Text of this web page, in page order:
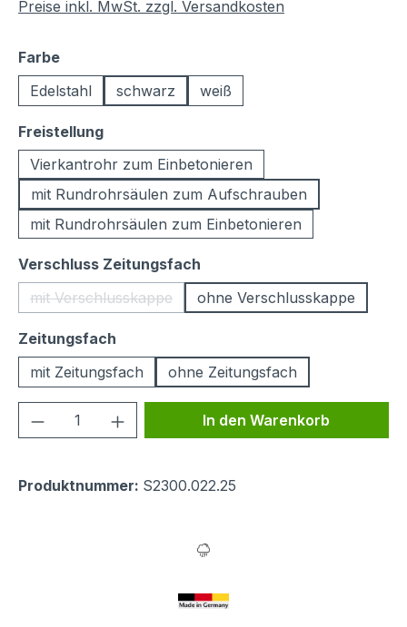
Preise inkl. MwSt. zzgl. Versandkosten
Farbeauswählen
Edelstahl
schwarz weiß
Freistellungauswählen
Vierkantrohr zum Einbetonieren
mit Rundrohrsäulen zum Aufschrauben
mit Rundrohrsäulen zum Einbetonieren
Verschluss Zeitungsfach
mit Verschlusskappe
(Diese Option ist zurzeit nicht verfügbar.)
ohne Verschlusskappe
Zeitungsfach
mit Zeitungsfach
ohne Zeitungsfach
Produkt Anzahl: Gib denIn den Warenkorb
Produktnummer: S2300.022.25